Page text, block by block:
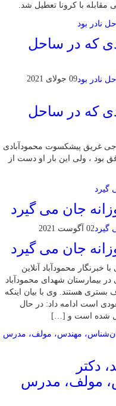
مقابله با کرونا تعطیل شد.
که در ساحل
09 جولای 2021
که در ساحل
غریق پیشکسوت محمودآبادی
، ولی این بار او دست از
جان می گیرد
02 آگوست 2021
جان می گیرد
محمودآباد آنلاین
بیمار کرونایی در بیمارستان شهدای محمودآباد
بستری هستند. وی با بیان اینکه
است ادامه داد: در حال
شده است و […]
دکتر
مولف، مدرس